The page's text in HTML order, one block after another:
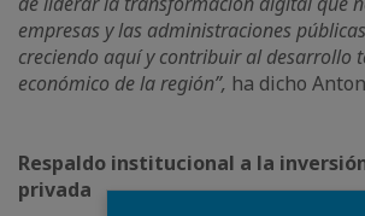
empresas y las administraciones
creciendo aquí y contribuir al desarrollo
económico de la región”, ha dicho
Respaldo institucional a la
privada